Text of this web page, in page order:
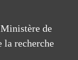
de
la recherche